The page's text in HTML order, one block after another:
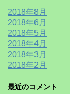
2018年8月
2018年6月
2018年5月
2018年4月
2018年3月
2018年2月
最近のコメント